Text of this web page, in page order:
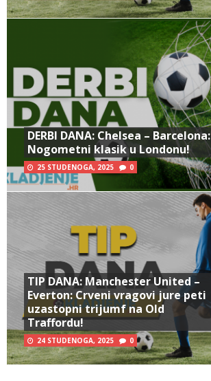
DERBI DANA: Chelsea – Barcelona:
Nogometni klasik u Londonu!
25 STUDENOGA, 2025 0
TIP DANA: Manchester United –
Everton: Crveni vragovi jure peti
uzastopni trijumf na Old
Traffordu!
24 STUDENOGA, 2025 0